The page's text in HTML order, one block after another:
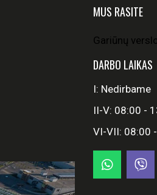
MUS RASITE
Gariūnų
DARBO LAIKAS
I: Nedirbame
II-V: 08:00 -
VI-VII: 08:00